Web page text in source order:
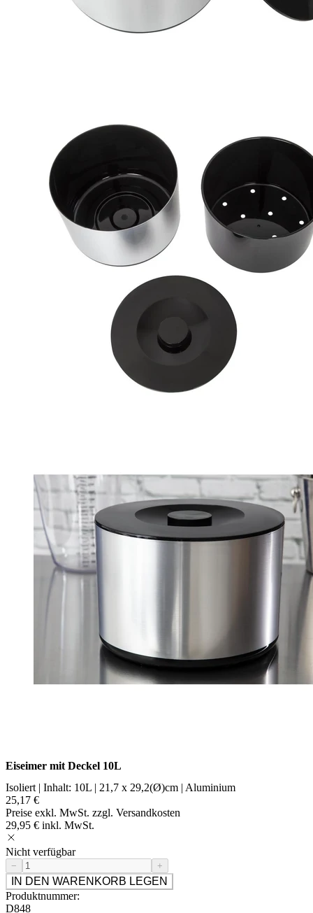
Eiseimer mit Deckel 10L
Isoliert | Inhalt: 10L | 21,7 x 29,2(Ø)cm | Aluminium
25,17 €
Preise exkl. MwSt. zzgl. Versandkosten
29,95 € inkl. MwSt.
Nicht verfügbar
− +
IN DEN WARENKORB LEGEN
Produktnummer:
D848